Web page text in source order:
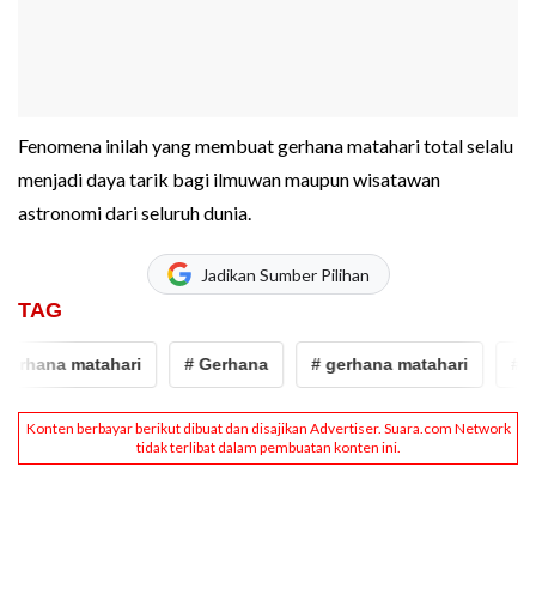
Fenomena inilah yang membuat gerhana matahari total selalu
menjadi daya tarik bagi ilmuwan maupun wisatawan
astronomi dari seluruh dunia.
Jadikan Sumber Pilihan
TAG
matahari # Gerhana # gerhana matahari